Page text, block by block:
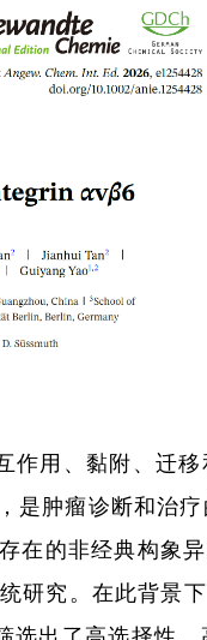
作用、黏附、迁
是肿瘤诊断和治
在的非经典构象
研究。在此背景